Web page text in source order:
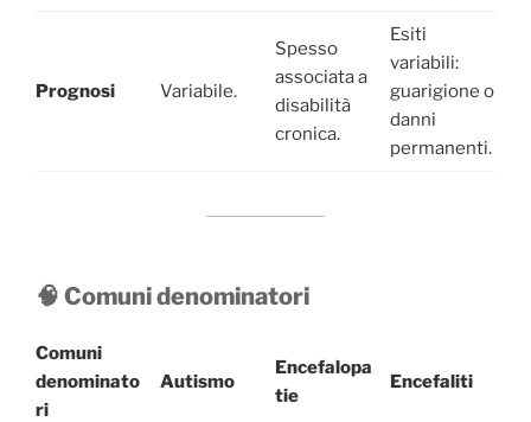
Prognosi Variabile.
Spesso
associata a
disabilità
cronica.
Esiti
variabili:
guarigione o
danni
permanenti.
🧠 Comuni denominatori
Comuni
denominato
ri
Autismo
Encefalopa
tie
Encefaliti